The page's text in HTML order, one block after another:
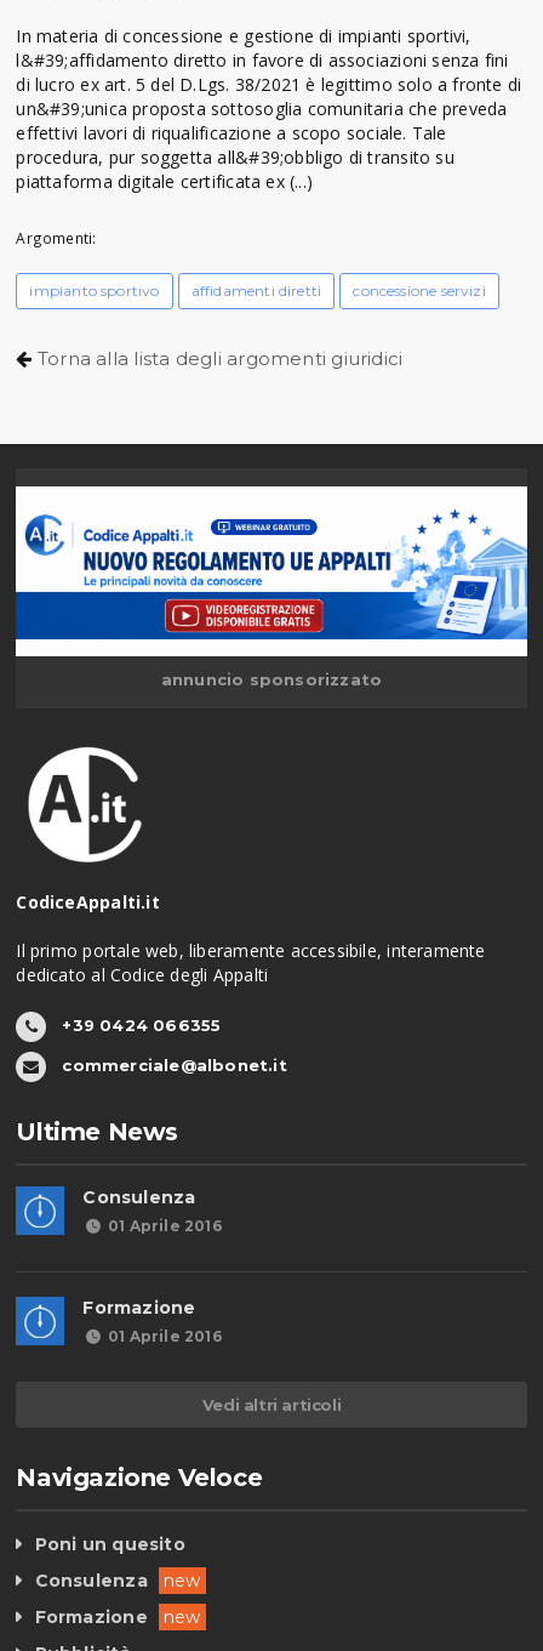
In materia di concessione e gestione di impianti sportivi,
l&#39;affidamento diretto in favore di associazioni senza fini
di lucro ex art. 5 del D.Lgs. 38/2021 è legittimo solo a fronte di
un&#39;unica proposta sottosoglia comunitaria che preveda
effettivi lavori di riqualificazione a scopo sociale. Tale
procedura, pur soggetta all&#39;obbligo di transito su
piattaforma digitale certificata ex (...)
Argomenti:
impianto sportivo affidamenti diretti concessione servizi
Torna alla lista degli argomenti giuridici
annuncio sponsorizzato
CodiceAppalti.it
Il primo portale web, liberamente accessibile, interamente
dedicato al Codice degli Appalti
+39 0424 066355
commerciale@albonet.it
Ultime News
Consulenza
01 Aprile 2016
Formazione
01 Aprile 2016
Vedi altri articoli
Navigazione Veloce
Poni un quesito
Consulenza
new
Formazione
new